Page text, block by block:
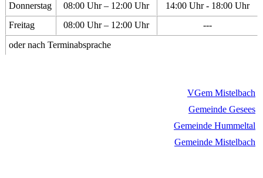
Donnerstag
08:00 Uhr – 12:00 Uhr
14:00 Uhr - 18:00 Uhr
Freitag
08:00 Uhr – 12:00 Uhr
---
oder nach Terminabsprache
VGem Mistelbach
Gemeinde Gesees
Gemeinde Hummeltal
Gemeinde Mistelbach